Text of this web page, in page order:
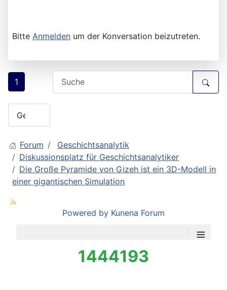
Bitte Anmelden um der Konversation beizutreten.
1
Forum
Geschichtsanalytik
Diskussionsplatz für Geschichtsanalytiker
Die Große Pyramide von Gizeh ist ein 3D-Modell in
einer gigantischen Simulation
Powered by Kunena Forum
≡
1444193